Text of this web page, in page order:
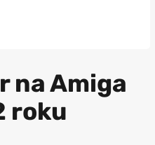
na Amiga
roku